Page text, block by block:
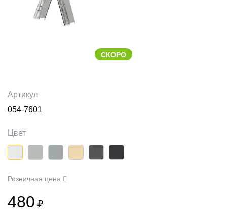
СКОРО
Артикул
054-7601
Цвет
Розничная цена
480 ₽